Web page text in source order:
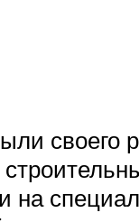
своего
на